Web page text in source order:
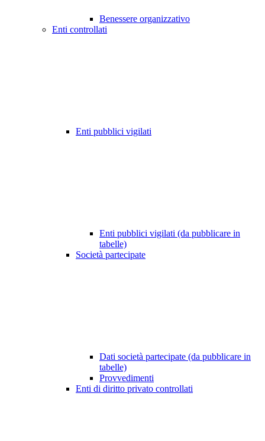
Benessere organizzativo
Enti controllati
Enti pubblici vigilati
Enti pubblici vigilati (da pubblicare in
tabelle)
Società partecipate
Dati società partecipate (da pubblicare in
tabelle)
Provvedimenti
Enti di diritto privato controllati